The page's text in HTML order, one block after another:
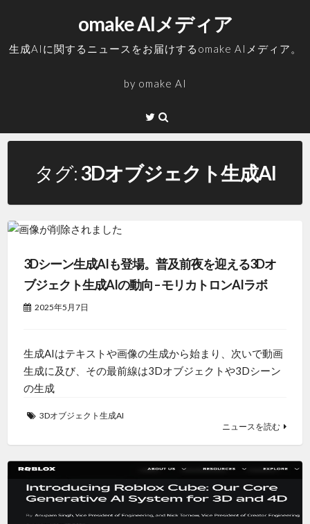
ッ
omake AIメディア
生成AIに関するニュースをお届けするomake AIメディア。
by omake AI
Twitter
タグ:3Dオブジェクト生成AI
3Dシーン生成AIも登場。普及前夜を迎える3Dオ
ブジェクト生成AIの動向 – モリカトロンAIラボ
2025年5月7日
生成AIはテキストや画像の生成から始まり、次いで動画
生成に及び、その最前線は3Dオブジェクトや3Dシーン
の生成
3Dオブジェクト生成AI
ニュースを読む